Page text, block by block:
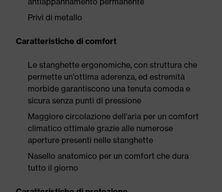
Privi di metallo
Caratteristiche di comfort
Le stanghette ergonomiche, con struttura che
permette un'ottima aderenza, ed estremità
morbide garantiscono una tenuta comoda e
sicura senza punti di pressione
Maggiore circolazione dell'aria per un comfort
climatico ottimale grazie alle numerose
aperture presenti nelle stanghette
Nasello anatomico per un comfort che dura
tutto il giorno